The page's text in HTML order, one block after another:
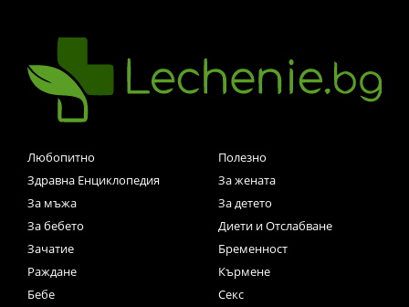
Любопитно
Полезно
Здравна Енциклопедия
За жената
За мъжа
За детето
За бебето
Диети и Отслабване
Зачатие
Бременност
Раждане
Кърмене
Бебе
Секс